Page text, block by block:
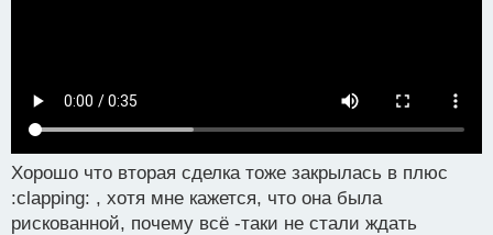
Хорошо что вторая сделка тоже закрылась в плюс
:clapping: , хотя мне кажется, что она была
рискованной, почему всё -таки не стали ждать